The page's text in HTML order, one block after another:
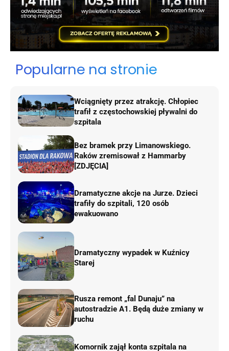
Popularne na stronie
Wciągnięty przez atrakcję. Chłopiec
trafił z częstochowskiej pływalni do
szpitala
Bez bramek przy Limanowskiego.
Raków zremisował z Hammarby
[ZDJĘCIA]
Dramatyczne akcje na Jurze. Dzieci
trafiły do szpitali, 120 osób
ewakuowano
Dramatyczny wypadek w Kuźnicy
Starej
Rusza remont „fal Dunaju” na
autostradzie A1. Będą duże zmiany w
ruchu
Komornik zajął konta szpitala na